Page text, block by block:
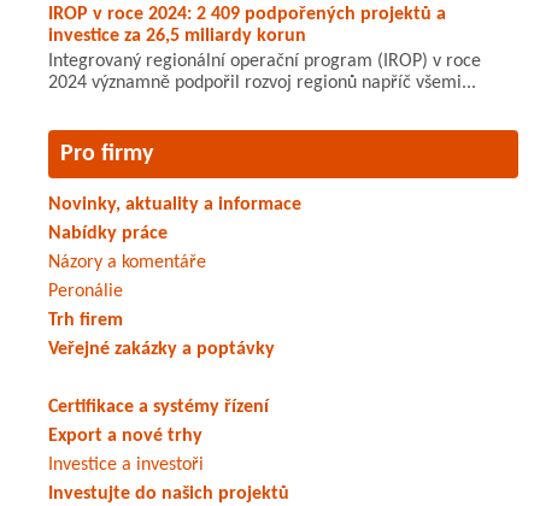
IROP v roce 2024: 2 409 podpořených projektů a
investice za 26,5 miliardy korun
Integrovaný regionální operační program (IROP) v roce
2024 významně podpořil rozvoj regionů napříč všemi...
Pro firmy
Novinky, aktuality a informace
Nabídky práce
Názory a komentáře
Peronálie
Trh firem
Veřejné zakázky a poptávky
Certifikace a systémy řízení
Export a nové trhy
Investice a investoři
Investujte do našich projektů